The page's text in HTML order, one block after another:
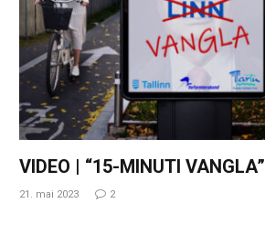
VIDEO | “15-MINUTI VANGLA”
21. mai 2023 2